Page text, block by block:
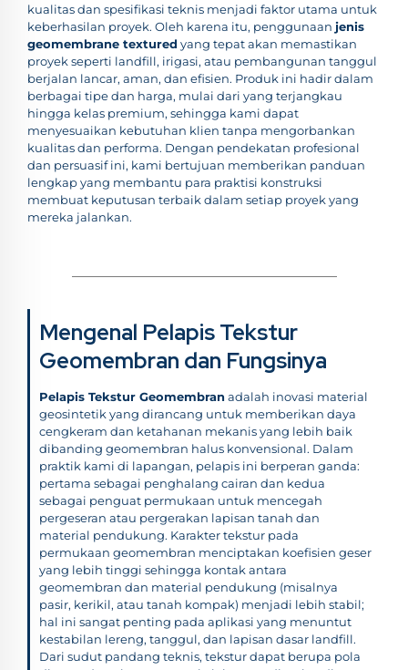
kualitas dan spesifikasi teknis menjadi faktor utama untuk
keberhasilan proyek. Oleh karena itu, penggunaan jenis
geomembrane textured yang tepat akan memastikan
proyek seperti landfill, irigasi, atau pembangunan tanggul
berjalan lancar, aman, dan efisien. Produk ini hadir dalam
berbagai tipe dan harga, mulai dari yang terjangkau
hingga kelas premium, sehingga kami dapat
menyesuaikan kebutuhan klien tanpa mengorbankan
kualitas dan performa. Dengan pendekatan profesional
dan persuasif ini, kami bertujuan memberikan panduan
lengkap yang membantu para praktisi konstruksi
membuat keputusan terbaik dalam setiap proyek yang
mereka jalankan.
Mengenal Pelapis Tekstur
Geomembran dan Fungsinya
Pelapis Tekstur Geomembranadalah inovasi material
geosintetik yang dirancang untuk memberikan daya
cengkeram dan ketahanan mekanis yang lebih baik
dibanding geomembran halus konvensional. Dalam
praktik kami di lapangan, pelapis ini berperan ganda:
pertama sebagai penghalang cairan dan kedua
sebagai penguat permukaan untuk mencegah
pergeseran atau pergerakan lapisan tanah dan
material pendukung. Karakter tekstur pada
permukaan geomembran menciptakan koefisien geser
yang lebih tinggi sehingga kontak antara
geomembran dan material pendukung (misalnya
pasir, kerikil, atau tanah kompak) menjadi lebih stabil;
hal ini sangat penting pada aplikasi yang menuntut
kestabilan lereng, tanggul, dan lapisan dasar landfill.
Dari sudut pandang teknis, tekstur dapat berupa pola